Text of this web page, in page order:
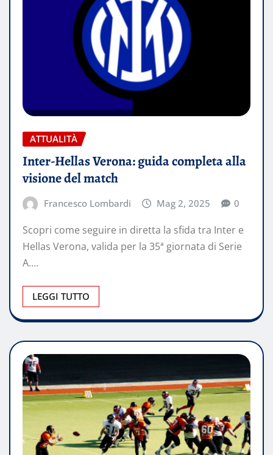
ATTUALITÀ
Inter-Hellas Verona: guida completa alla
visione del match
Francesco Lombardi Mag 2, 2025 0
Scopri come seguire in diretta la sfida tra Inter e
Hellas Verona, valida per la 35ª giornata di Serie
A.…
LEGGI TUTTO